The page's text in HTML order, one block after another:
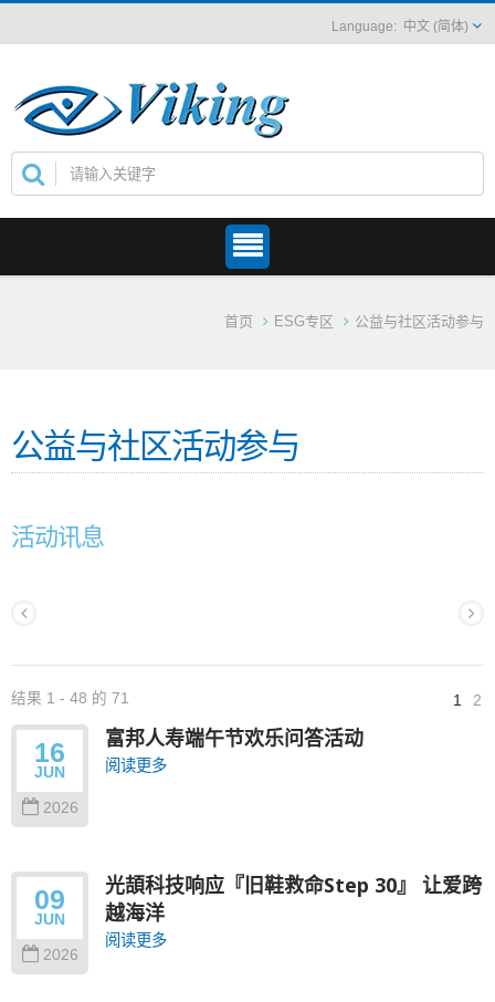
中文 (简体)
首页 ESG专区 公益与社区活动参与
公益与社区活动参与
活动讯息
结果 1 - 48 的 71 1 2
16
JUN
2026
富邦人寿端午节欢乐问答活动
阅读更多
09
JUN
2026
光頡科技响应『旧鞋救命Step 30』 让爱跨
越海洋
阅读更多